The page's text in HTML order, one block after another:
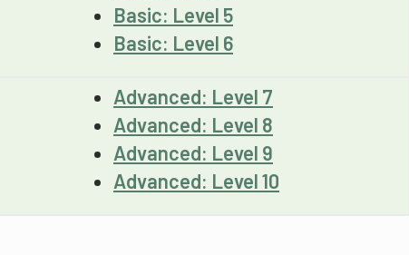
Basic: Level 5
Basic: Level 6
Advanced: Level 7
Advanced: Level 8
Advanced: Level 9
Advanced: Level 10